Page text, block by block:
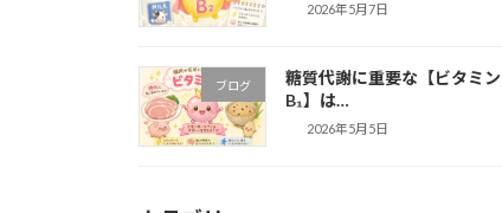
2026年5月7日
ブログ
糖質代謝に重要な【ビタミン
B₁】は…
2026年5月5日